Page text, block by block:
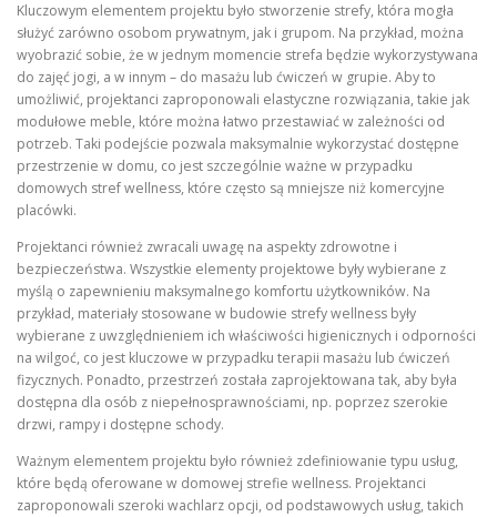
Kluczowym elementem projektu było stworzenie strefy, która mogła
służyć zarówno osobom prywatnym, jak i grupom. Na przykład, można
wyobrazić sobie, że w jednym momencie strefa będzie wykorzystywana
do zajęć jogi, a w innym – do masażu lub ćwiczeń w grupie. Aby to
umożliwić, projektanci zaproponowali elastyczne rozwiązania, takie jak
modułowe meble, które można łatwo przestawiać w zależności od
potrzeb. Taki podejście pozwala maksymalnie wykorzystać dostępne
przestrzenie w domu, co jest szczególnie ważne w przypadku
domowych stref wellness, które często są mniejsze niż komercyjne
placówki.
Projektanci również zwracali uwagę na aspekty zdrowotne i
bezpieczeństwa. Wszystkie elementy projektowe były wybierane z
myślą o zapewnieniu maksymalnego komfortu użytkowników. Na
przykład, materiały stosowane w budowie strefy wellness były
wybierane z uwzględnieniem ich właściwości higienicznych i odporności
na wilgoć, co jest kluczowe w przypadku terapii masażu lub ćwiczeń
fizycznych. Ponadto, przestrzeń została zaprojektowana tak, aby była
dostępna dla osób z niepełnosprawnościami, np. poprzez szerokie
drzwi, rampy i dostępne schody.
Ważnym elementem projektu było również zdefiniowanie typu usług,
które będą oferowane w domowej strefie wellness. Projektanci
zaproponowali szeroki wachlarz opcji, od podstawowych usług, takich